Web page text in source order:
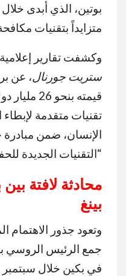
بوتين، الذي أبدى
متزايداً بتقنيات
وكشفت تقارير
ستريت جورنال، عن
قيمته بنحو
تقنيات متقدمة
الإنسان، ضمن
“التقنيات الجديدة
محادثة لافتة
بينغ
وتعود جذور الاهتمام
في بكين خلال